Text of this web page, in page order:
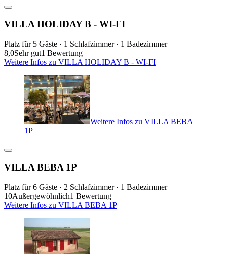
VILLA HOLIDAY B - WI-FI
Platz für 5 Gäste · 1 Schlafzimmer · 1 Badezimmer
8,0Sehr gut1 Bewertung
Weitere Infos zu VILLA HOLIDAY B - WI-FI
Weitere Infos zu VILLA BEBA
1P
VILLA BEBA 1P
Platz für 6 Gäste · 2 Schlafzimmer · 1 Badezimmer
10Außergewöhnlich1 Bewertung
Weitere Infos zu VILLA BEBA 1P